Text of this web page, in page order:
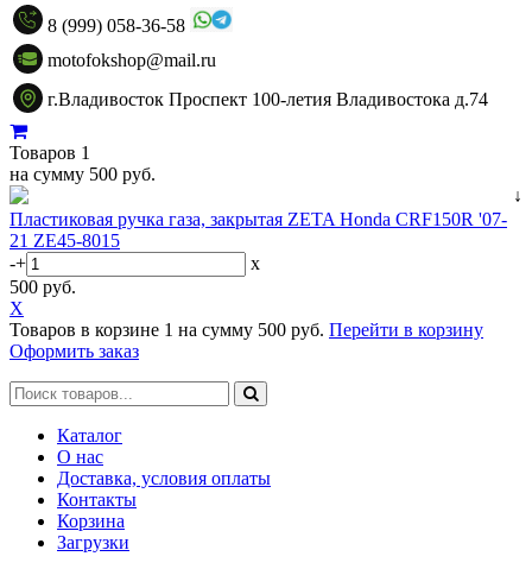
8 (999) 058-36-58
motofokshop@mail.ru
г.Владивосток Проспект 100-летия Владивостока д.74
Товаров 1
на сумму 500 руб.
↓
Пластиковая ручка газа, закрытая ZETA Honda CRF150R '07-
21 ZE45-8015
-+
x
500 руб.
X
Товаров в корзине 1 на сумму 500 руб. Перейти в корзину
Оформить заказ
Каталог
О нас
Доставка, условия оплаты
Контакты
Корзина
Загрузки